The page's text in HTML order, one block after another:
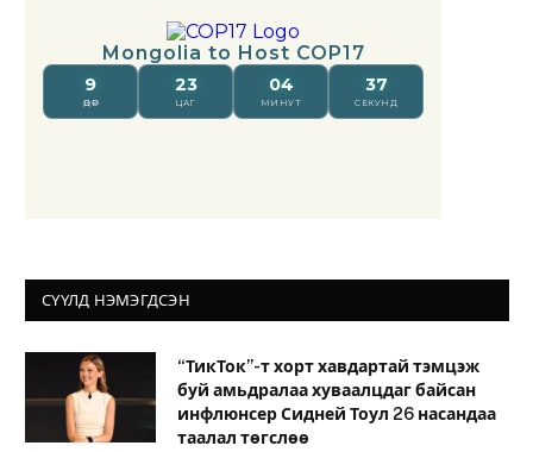
СҮҮЛД НЭМЭГДСЭН
“ТикТок”-т хорт хавдартай тэмцэж
буй амьдралаа хуваалцдаг байсан
инфлюнсер Сидней Тоул 26 насандаа
таалал төгслөө